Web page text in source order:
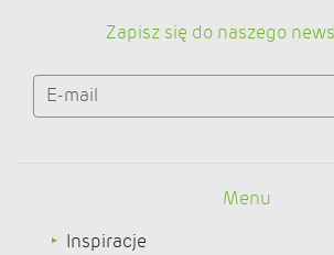
Zapisz się do naszego
E-mail
Menu
Inspiracje